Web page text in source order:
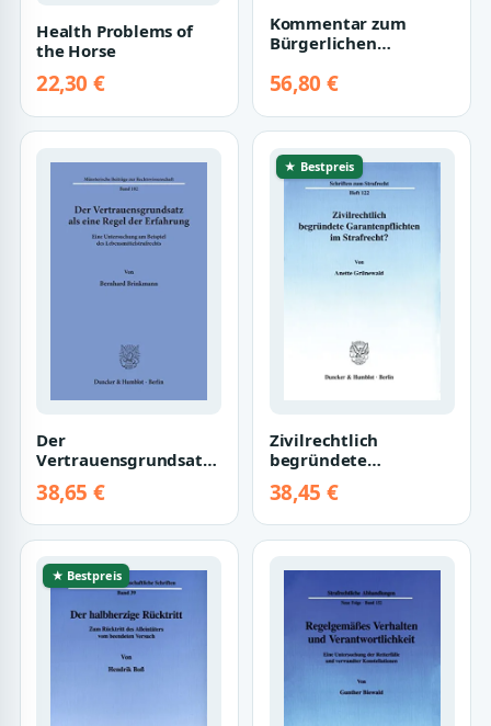
Health Problems of
the Horse
22,30 €
Kommentar zum
Bürgerlichen
Einführungsgesetz
und Nebe…
56,80 €
Der
Vertrauensgrundsatz
Erfahrung.: Eine
38,65 €
★ Bestpreis
Zivilrechtlich
begründete
Strafrecht?
38,45 €
★ Bestpreis